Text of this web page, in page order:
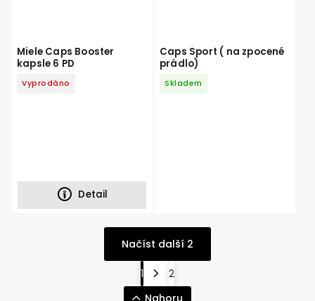
Miele Caps Booster
kapsle 6 PD
Vyprodáno
Detail
Caps Sport ( na zpocené
prádlo)
Skladem
Načíst další 2
1
2
Nahoru